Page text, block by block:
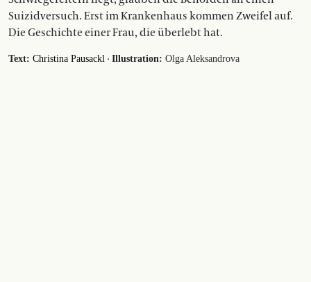
Suizidversuch. Erst im Krankenhaus kommen Zweifel auf.
Die Geschichte einer Frau, die überlebt hat.
Text: Christina Pausackl · Illustration: Olga Aleksandrova